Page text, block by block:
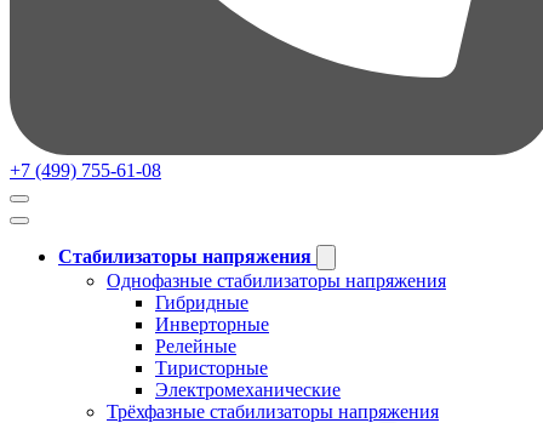
+7 (499) 755-61-08
Стабилизаторы напряжения
Однофазные стабилизаторы напряжения
Гибридные
Инверторные
Релейные
Тиристорные
Электромеханические
Трёхфазные стабилизаторы напряжения